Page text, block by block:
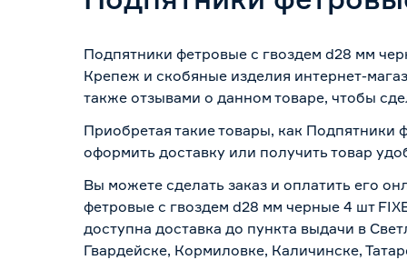
Подпятники фетровые с гвоздем d28 мм
Крепеж и скобяные изделия интернет-
также отзывами о данном товаре, чтобы
Приобретая такие товары, как Подпятники
оформить доставку или получить товар
Вы можете сделать заказ и оплатить его
фетровые с гвоздем d28 мм черные 4 шт
доступна доставка до пункта выдачи в
Гвардейске, Кормиловке, Каличинске,